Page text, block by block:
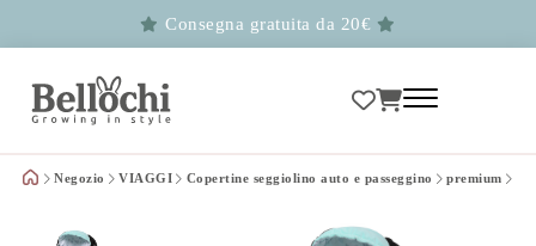
Consegna gratuita da 20€
Negozio VIAGGI Copertine seggiolino auto e passeggino premium